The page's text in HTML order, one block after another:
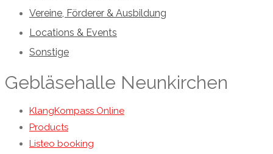
Vereine, Förderer & Ausbildung
Locations & Events
Sonstige
Gebläsehalle Neunkirchen
KlangKompass Online
Products
Listeo booking